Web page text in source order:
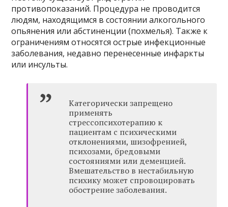
противопоказаний. Процедура не проводится
людям, находящимся в состоянии алкогольного
опьянения или абстиненции (похмелья). Также к
ограничениям относятся острые инфекционные
заболевания, недавно перенесенные инфаркты
или инсульты.
Категорически запрещено
применять
стрессопсихотерапию к
пациентам с психическими
отклонениями, шизофренией,
психозами, бредовыми
состояниями или деменцией.
Вмешательство в нестабильную
психику может спровоцировать
обострение заболевания.